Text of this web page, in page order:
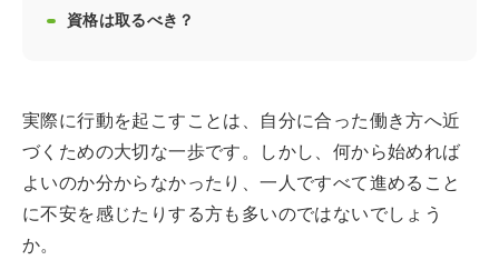
資格は取るべき？
実際に行動を起こすことは、自分に合った働き方へ近
づくための大切な一歩です。しかし、何から始めれば
よいのか分からなかったり、一人ですべて進めること
に不安を感じたりする方も多いのではないでしょう
か。